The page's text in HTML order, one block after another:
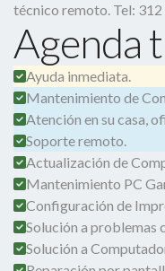
técnico remoto. Tel:
Agenda
Ayuda inmediata.
Mantenimiento de
Atención en su casa,
Soporte remoto.
Actualización de
Mantenimiento PC
Configuración de
Solución a problemas
Solución a